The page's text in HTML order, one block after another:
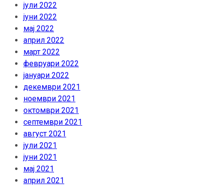
јули 2022
јуни 2022
мај 2022
април 2022
март 2022
февруари 2022
јануари 2022
декември 2021
ноември 2021
октомври 2021
септември 2021
август 2021
јули 2021
јуни 2021
мај 2021
април 2021